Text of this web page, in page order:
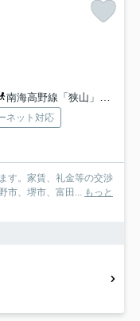
南海高野線「狭山」駅 徒歩25分
ネット対応
す。家賃、礼金等の交渉
市、堺市、富田... もっと